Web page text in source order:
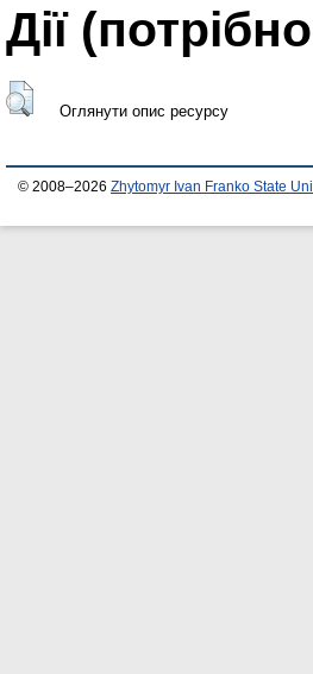
Дії
Оглянути опис ресурсу
© 2008–2026 Zhytomyr Ivan Franko State